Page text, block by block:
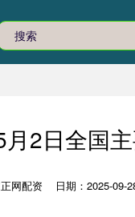
2日全国
网配资 日期：2025-09-